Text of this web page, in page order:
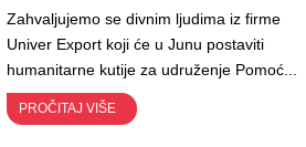
Zahvaljujemo se divnim ljudima iz firme
Univer Export koji će u Junu postaviti
humanitarne kutije za udruženje Pomoć...
PROČITAJ VIŠE